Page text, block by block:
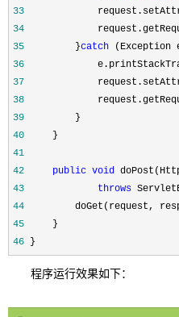
33
34
35
         }
catch
36
37
38
39
40
41
42
public void
43
throws
44
45
46 }
程序运行效果如下：